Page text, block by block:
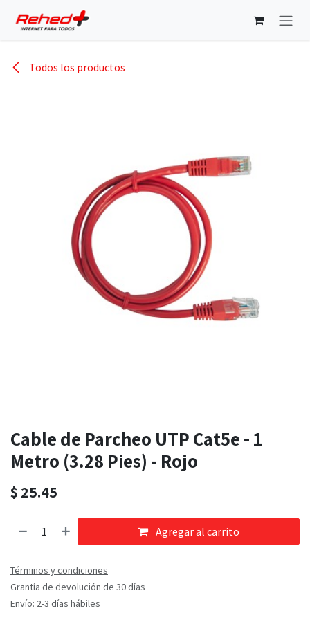
Todos los productos
Cable de Parcheo UTP Cat5e - 1
Metro (3.28 Pies) - Rojo
$ 25.45
Agregar al carrito
Términos y condiciones
Grantía de devolución de 30 días
Envío: 2-3 días hábiles